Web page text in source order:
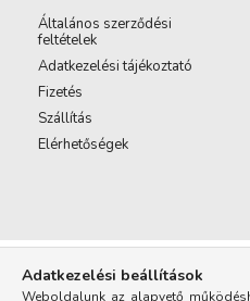
Általános szerződési
feltételek
Adatkezelési tájékoztató
Fizetés
Szállítás
Elérhetőségek
Adatkezelési beállítások
Weboldalunk az alapvető